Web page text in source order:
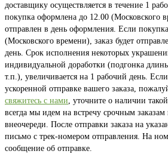
доставщику осуществляется в течение 1
покупка оформлена до 12.00 (Московского
отправлен в день оформления. Если
(Московского времени), заказ будет
день. Срок исполнения некоторых
индивидуальной доработки (подгонка
т.п.), увеличивается на 1 рабочий день.
ускоренной отправке вашего заказа,
свяжитесь с нами, уточните о наличии
всегда мы идем на встречу срочным
внеочереди. После отправки заказа на
письмо с трек-номером отправления. На
сообщение об отправке.